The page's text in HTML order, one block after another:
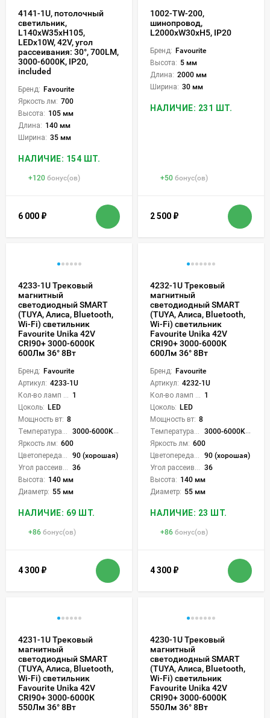
4141-1U, потолочный
светильник,
L140xW35xH105,
LEDx10W, 42V, угол
рассеивания: 30°, 700LM,
3000-6000K, IP20,
included
Бренд: Favourite
Яркость лм: 700
Высота: 105 мм
Длина: 140 мм
Ширина: 35 мм
НАЛИЧИЕ: 154 ШТ.
+120 бонус(ов)
6 000 ₽
1002-TW-200,
шинопровод,
L2000xW30xH5, IP20
Бренд: Favourite
Высота: 5 мм
Длина: 2000 мм
Ширина: 30 мм
НАЛИЧИЕ: 231 ШТ.
+50 бонус(ов)
2 500 ₽
4233-1U Трековый
магнитный
светодиодный SMART
(TUYA, Алиса, Bluetooth,
Wi-Fi) светильник
Favourite Unika 42V
CRI90+ 3000-6000К
600Лм 36° 8Вт
Бренд: Favourite
Артикул: 4233-1U
1
Цоколь: LED
Мощность вт: 8
3000-6000K (плавная рег.)
Яркость лм: 600
90 (хорошая)
36
Высота: 140 мм
Диаметр: 55 мм
НАЛИЧИЕ: 69 ШТ.
+86 бонус(ов)
4 300 ₽
4232-1U Трековый
магнитный
светодиодный SMART
(TUYA, Алиса, Bluetooth,
Wi-Fi) светильник
Favourite Unika 42V
CRI90+ 3000-6000К
600Лм 36° 8Вт
Бренд: Favourite
Артикул: 4232-1U
1
Цоколь: LED
Мощность вт: 8
3000-6000K (плавная рег.)
Яркость лм: 600
90 (хорошая)
36
Высота: 140 мм
Диаметр: 55 мм
НАЛИЧИЕ: 23 ШТ.
+86 бонус(ов)
4 300 ₽
4231-1U Трековый
магнитный
светодиодный SMART
(TUYA, Алиса, Bluetooth,
Wi-Fi) светильник
Favourite Unika 42V
CRI90+ 3000-6000К
550Лм 36° 8Вт
4230-1U Трековый
магнитный
светодиодный SMART
(TUYA, Алиса, Bluetooth,
Wi-Fi) светильник
Favourite Unika 42V
CRI90+ 3000-6000К
550Лм 36° 8Вт